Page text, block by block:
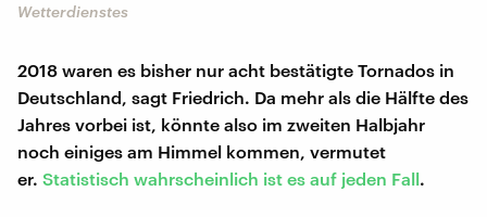
Wetterdienstes
2018 waren es bisher nur acht bestätigte Tornados in
Deutschland, sagt Friedrich. Da mehr als die Hälfte des
Jahres vorbei ist, könnte also im zweiten Halbjahr
noch einiges am Himmel kommen, vermutet
er. Statistisch wahrscheinlich ist es auf jeden Fall.